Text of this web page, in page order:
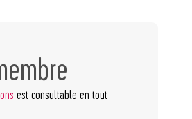
est consultable en tout